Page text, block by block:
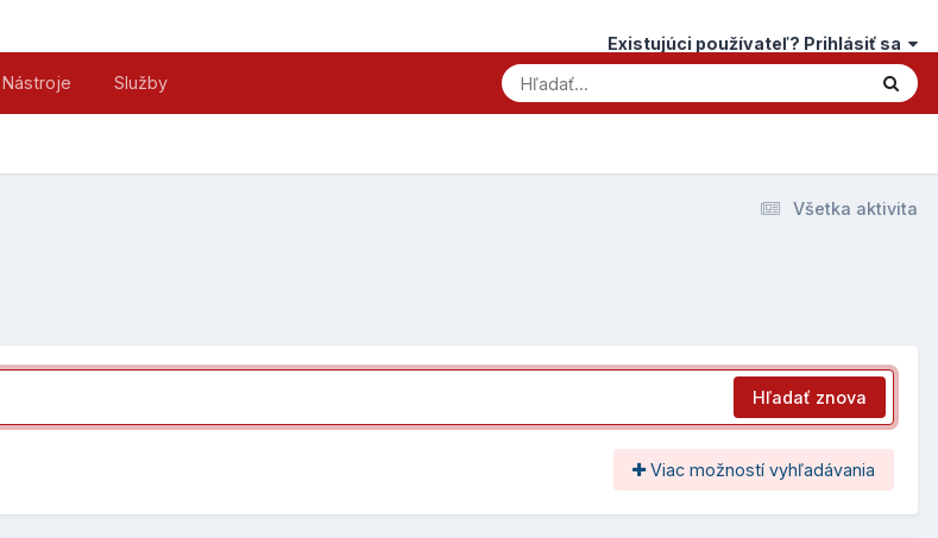
Existujúci používateľ? Prihlásiť sa
Nástroje Služby
Všetka aktivita
Hľadať znova
Viac možností vyhľadávania